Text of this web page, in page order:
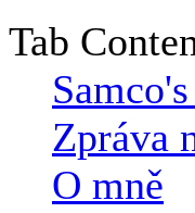
Tab
Zpráva
O mně